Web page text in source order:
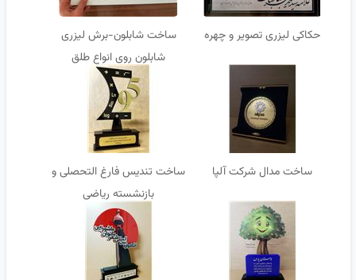
حکاکی لیزری تصویر و چهره
ساخت شابلون-برش لیزری
شابلون روی انواع طلق
ساخت مدال شرکت آلپا
ساخت تندیس فارغ التحصلی و
بازنشسته ریاضی